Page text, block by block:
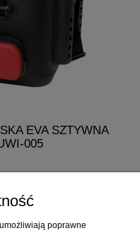
EVA SZTYWNA
005
poprawne